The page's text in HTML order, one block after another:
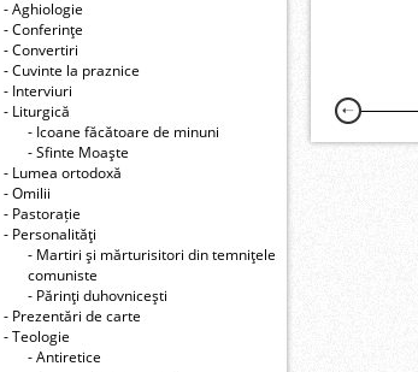
- Aghiologie
- Conferinţe
- Convertiri
- Cuvinte la praznice
- Interviuri
- Liturgică
- Icoane făcătoare de minuni
- Sfinte Moaşte
- Lumea ortodoxă
- Omilii
- Pastorație
- Personalităţi
- Martiri şi mărturisitori din temniţele
comuniste
- Părinţi duhovniceşti
- Prezentări de carte
- Teologie
- Antiretice